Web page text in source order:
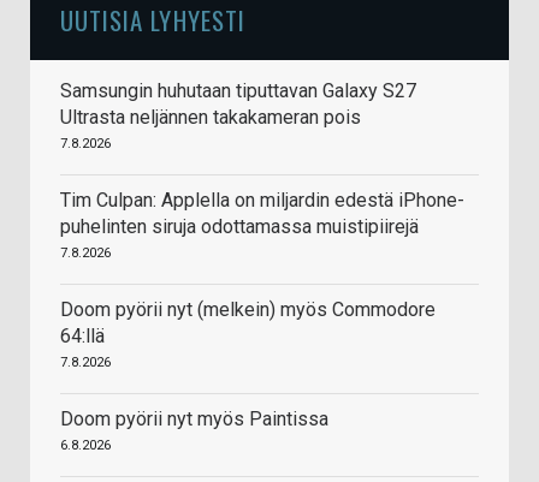
UUTISIA LYHYESTI
Samsungin huhutaan tiputtavan Galaxy S27
Ultrasta neljännen takakameran pois
7.8.2026
Tim Culpan: Applella on miljardin edestä iPhone-
puhelinten siruja odottamassa muistipiirejä
7.8.2026
Doom pyörii nyt (melkein) myös Commodore
64:llä
7.8.2026
Doom pyörii nyt myös Paintissa
6.8.2026